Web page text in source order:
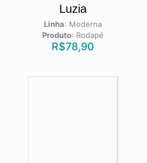
Luzia
Linha: Moderna
Produto: Rodapé
R$78,90